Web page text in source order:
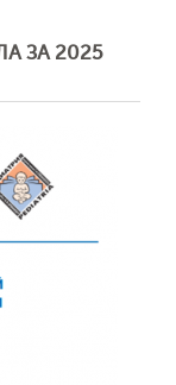
ЗА 2025